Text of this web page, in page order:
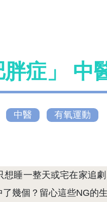
症」 中
中醫 有氧運動
睡一整天或宅在家追
幾個？留心這些NG的